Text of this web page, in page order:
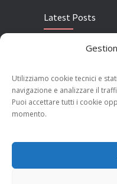
Utilizziamo cookie tecnici e
navigazione e analizzare il
Puoi accettare tutti i cookie
momento.
Latest Posts
FEBRUARY 25, 2019
© 2025